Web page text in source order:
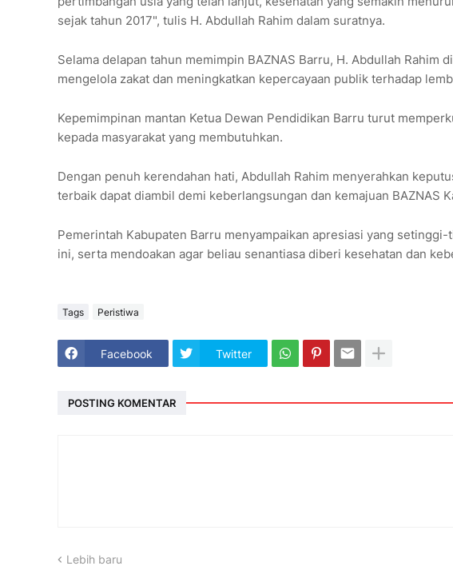
sejak tahun 2017", tulis H. Abdullah Rahim dalam suratnya.
Selama delapan tahun memimpin BAZNAS Barru, H. Abdullah Rahim
mengelola zakat dan meningkatkan kepercayaan publik terhadap
Kepemimpinan mantan Ketua Dewan Pendidikan Barru turut
kepada masyarakat yang membutuhkan.
Dengan penuh kerendahan hati, Abdullah Rahim menyerahkan
terbaik dapat diambil demi keberlangsungan dan kemajuan BAZNAS
Pemerintah Kabupaten Barru menyampaikan apresiasi yang
ini, serta mendoakan agar beliau senantiasa diberi kesehatan dan
Tags Peristiwa
Facebook Twitter
POSTING KOMENTAR
Lebih baru